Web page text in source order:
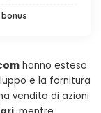
hanno esteso
e la fornitura
vendita di azioni